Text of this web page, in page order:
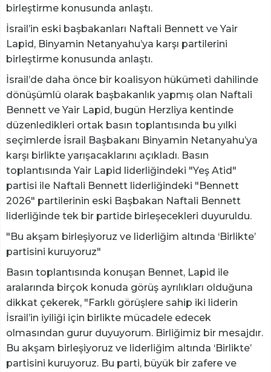
birleştirme konusunda anlaştı.
İsrail’in eski başbakanları Naftali Bennett ve Yair
Lapid, Binyamin Netanyahu’ya karşı partilerini
birleştirme konusunda anlaştı.
İsrail’de daha önce bir koalisyon hükümeti dahilinde
dönüşümlü olarak başbakanlık yapmış olan Naftali
Bennett ve Yair Lapid, bugün Herzliya kentinde
düzenledikleri ortak basın toplantısında bu yılki
seçimlerde İsrail Başbakanı Binyamin Netanyahu’ya
karşı birlikte yarışacaklarını açıkladı. Basın
toplantısında Yair Lapid liderliğindeki "Yeş Atid"
partisi ile Naftali Bennett liderliğindeki "Bennett
2026" partilerinin eski Başbakan Naftali Bennett
liderliğinde tek bir partide birleşecekleri duyuruldu.
"Bu akşam birleşiyoruz ve liderliğim altında ‘Birlikte’
partisini kuruyoruz"
Basın toplantısında konuşan Bennet, Lapid ile
aralarında birçok konuda görüş ayrılıkları olduğuna
dikkat çekerek, "Farklı görüşlere sahip iki liderin
İsrail’in iyiliği için birlikte mücadele edecek
olmasından gurur duyuyorum. Birliğimiz bir mesajdır.
Bu akşam birleşiyoruz ve liderliğim altında ‘Birlikte’
partisini kuruyoruz. Bu parti, büyük bir zafere ve